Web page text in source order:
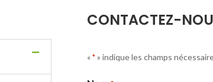
CONTACTEZ-
«*» indique les champs